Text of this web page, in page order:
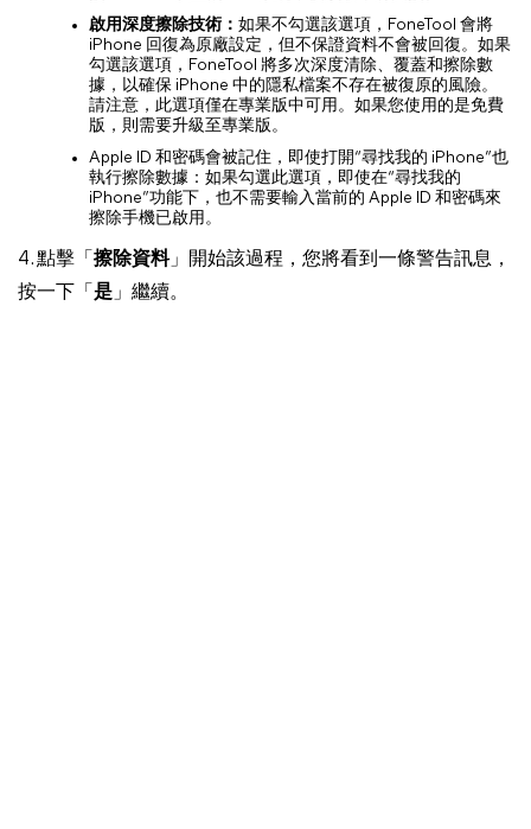
啟用深度擦除技術： 如果不勾選該選項，FoneTool 會將
iPhone 回復為原廠設定，但不保證資料不會被回復。如果
勾選該選項，FoneTool 將多次深度清除、覆蓋和擦除數
據，以確保 iPhone 中的隱私檔案不存在被復原的風險。
請注意，此選項僅在專業版中可用。如果您使用的是免費
版，則需要升級至專業版。
Apple ID 和密碼會被記住，即使打開“尋找我的 iPhone”也
執行擦除數據：如果勾選此選項，即使在“尋找我的
iPhone”功能下，也不需要輸入當前的 Apple ID 和密碼來
擦除手機已啟用。
4. 點擊「 擦除資料」開始該過程，您將看到一條警告訊息，
按一下「 是 」繼續。